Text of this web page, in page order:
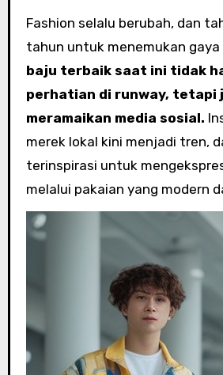
Fashion selalu berubah, dan tahun 2026 adalah
tahun untuk menemukan gaya
baju terbaik saat ini tidak
perhatian di runway, tetapi
meramaikan media sosial.
merek lokal kini menjadi tren,
terinspirasi untuk
melalui pakaian yang modern